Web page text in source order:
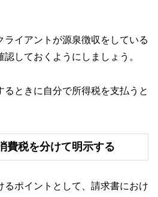
ライアントが源泉徴収をしている
しておくようにしましょう。
るときに自分で所得税を支払うと
費税を分けて明示する
るポイントとして、請求書におけ